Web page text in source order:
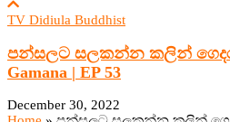
TV Didiula Buddhist
පන්සලට සලකන්න කලින්
Gamana | EP 53
December 30, 2022